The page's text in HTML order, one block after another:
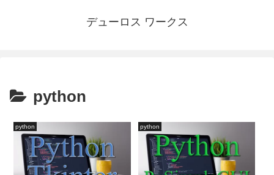
デューロス ワークス
python
python python